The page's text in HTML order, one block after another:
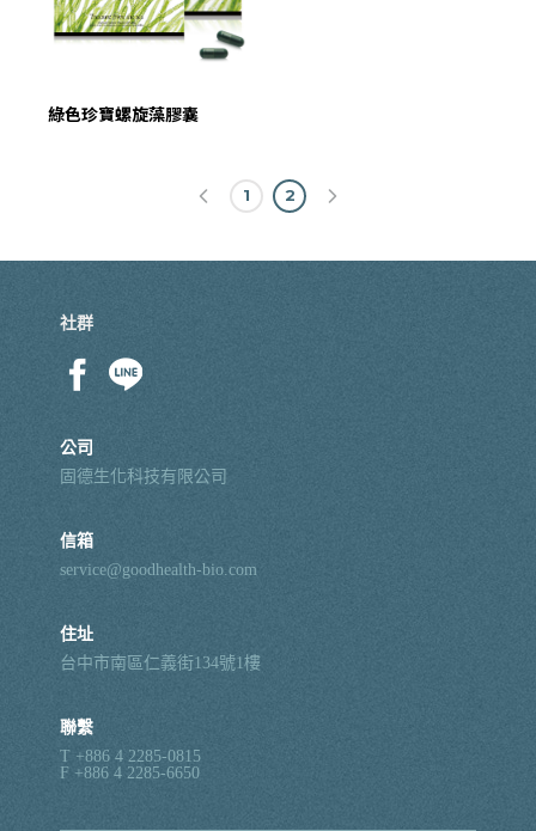
綠色珍寶螺旋藻膠囊
1 2
公司
固德生化科技有限公司
信箱
service@goodhealth-bio.com
住址
台中市南區仁義街134號1樓
聯繫
T +886 4 2285-0815
F +886 4 2285-6650
社群